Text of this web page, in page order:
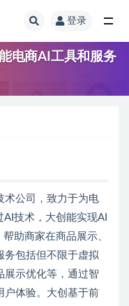
登录
电商AI工具和服务
术公司，致力于为电
技术，大创能实现AI
助商家在商品展示、
务包括但不限于虚拟
展示优化等，通过智
户体验。大创基于前